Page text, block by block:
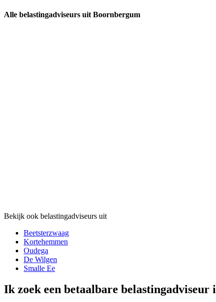
Alle belastingadviseurs uit Boornbergum
Bekijk ook belastingadviseurs uit
Beetsterzwaag
Kortehemmen
Oudega
De Wilgen
Smalle Ee
Ik zoek een betaalbare